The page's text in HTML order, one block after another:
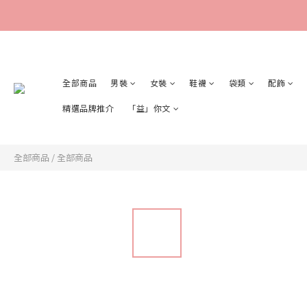
全部商品 男裝 女裝 鞋襪 袋類 配飾
精選品牌推介 「益」你文
全部商品 / 全部商品